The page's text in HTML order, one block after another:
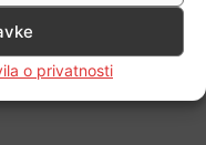
o privatnosti